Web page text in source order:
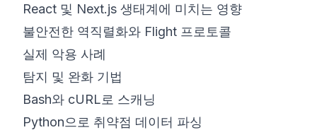
React 및 Next.js 생태계에 미치는 영향
불안전한 역직렬화와 Flight 프로토콜
실제 악용 사례
탐지 및 완화 기법
Bash와 cURL로 스캐닝
Python으로 취약점 데이터 파싱